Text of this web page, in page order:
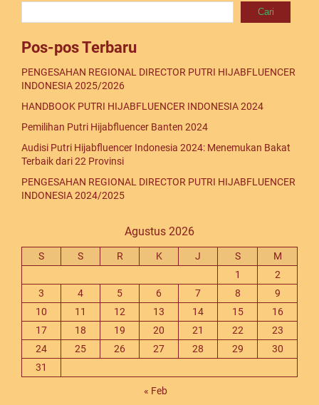
Cari
Pos-pos Terbaru
PENGESAHAN REGIONAL DIRECTOR PUTRI HIJABFLUENCER
INDONESIA 2025/2026
HANDBOOK PUTRI HIJABFLUENCER INDONESIA 2024
Pemilihan Putri Hijabfluencer Banten 2024
Audisi Putri Hijabfluencer Indonesia 2024: Menemukan Bakat
Terbaik dari 22 Provinsi
PENGESAHAN REGIONAL DIRECTOR PUTRI HIJABFLUENCER
INDONESIA 2024/2025
Agustus 2026
S S R K J S
M
1
2
3
4 5 6 7 8
9
10
11 12 13 14 15
16
17
18 19 20 21 22
23
24
25 26 27 28 29
30
31
« Feb